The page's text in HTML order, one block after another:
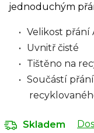
jednoduchým
Velikost přání
Uvnitř čisté
Tištěno na
Součástí
Skladem